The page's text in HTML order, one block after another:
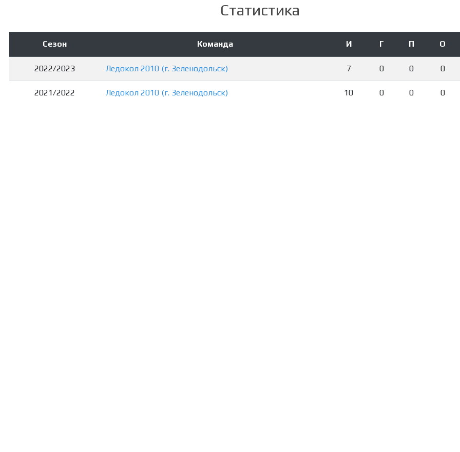
Статистика
Сезон Команда И Г П О
2022/2023 Ледокол 2010 (г. Зеленодольск) 7 0 0 0
2021/2022 Ледокол 2010 (г. Зеленодольск) 10 0 0 0